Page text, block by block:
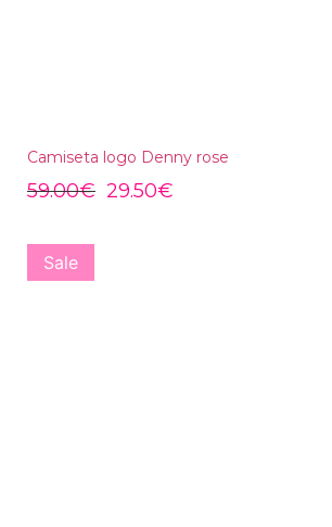
Camiseta logo Denny rose
59.00€ 29.50€
Sale